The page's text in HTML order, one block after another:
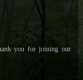
you for joining our